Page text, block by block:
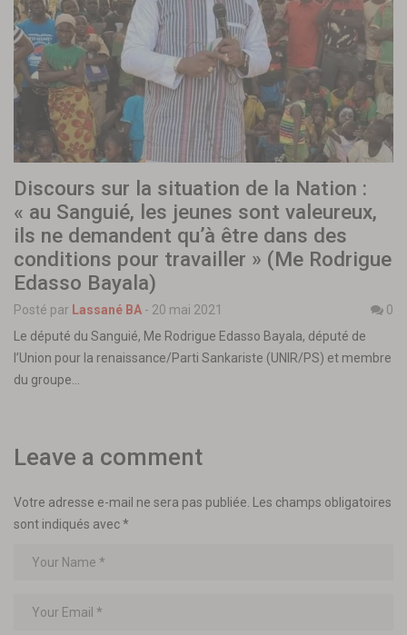
Discours sur la situation de la Nation :
« au Sanguié, les jeunes sont valeureux,
ils ne demandent qu’à être dans des
conditions pour travailler » (Me Rodrigue
Edasso Bayala)
Posté par Lassané BA - 20 mai 2021
0
Le député du Sanguié, Me Rodrigue Edasso Bayala, député de
l’Union pour la renaissance/Parti Sankariste (UNIR/PS) et membre
du groupe…
Leave a comment
Votre adresse e-mail ne sera pas publiée.
Les champs obligatoires
sont indiqués avec*